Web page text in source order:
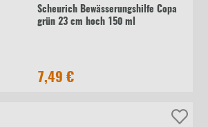
Scheurich Bewässerungshilfe Copa
grün 23 cm hoch 150 ml
7,49 €